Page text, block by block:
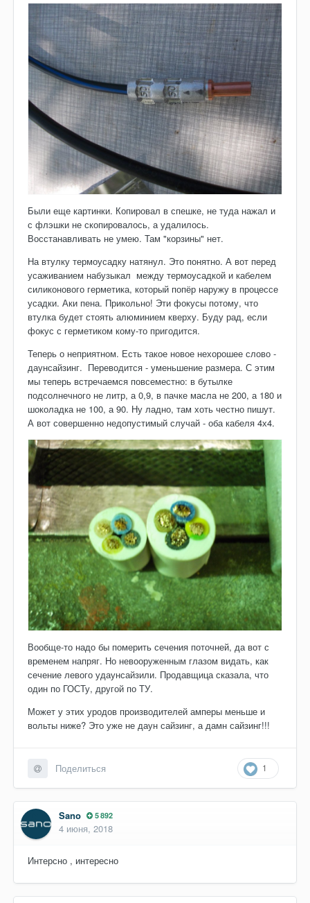
Были еще картинки. Копировал в спешке, не туда нажал и
с флэшки не скопировалось, а удалилось.
Восстанавливать не умею. Там "корзины" нет.
На втулку термоусадку натянул. Это понятно. А вот перед
усаживанием набузыкал между термоусадкой и кабелем
силиконового герметика, который попёр наружу в процессе
усадки. Аки пена. Прикольно! Эти фокусы потому, что
втулка будет стоять алюминием кверху. Буду рад, если
фокус с герметиком кому-то пригодится.
Теперь о неприятном. Есть такое новое нехорошее слово -
даунсайзинг. Переводится - уменьшение размера. С этим
мы теперь встречаемся повсеместно: в бутылке
подсолнечного не литр, а 0,9, в пачке масла не 200, а 180 и
шоколадка не 100, а 90. Ну ладно, там хоть честно пишут.
А вот совершенно недопустимый случай - оба кабеля 4х4.
Вообще-то надо бы померить сечения поточней, да вот с
временем напряг. Но невооруженным глазом видать, как
сечение левого удаунсайзили. Продавщица сказала, что
один по ГОСТу, другой по ТУ.
Может у этих уродов производителей амперы меньше и
вольты ниже? Это уже не даун сайзинг, а дамн сайзинг!!!
1
Поделиться
Sano 5 892
4 июня, 2018
Интерсно , интересно